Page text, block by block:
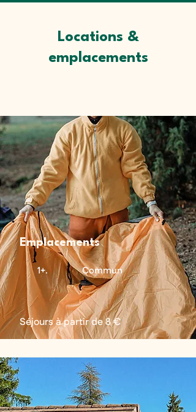
Locations &
emplacements
Emplacements
1+. Commun
Séjours à partir de 8 €